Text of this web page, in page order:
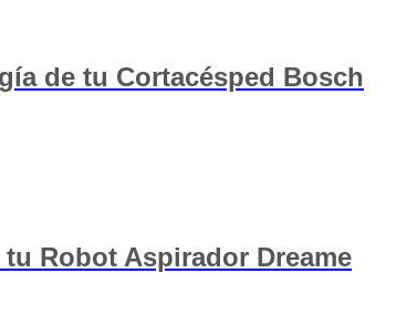
de tu Cortacésped Bosch
Robot Aspirador Dreame